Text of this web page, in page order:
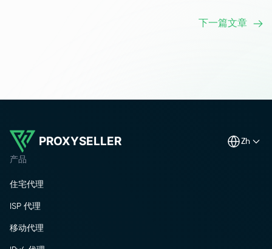
下一篇文章
PROXYSELLER zh
产品
住宅代理
ISP 代理
移动代理